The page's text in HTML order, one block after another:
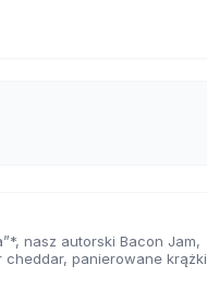
nasz autorski Bacon Jam,
panierowane krążki